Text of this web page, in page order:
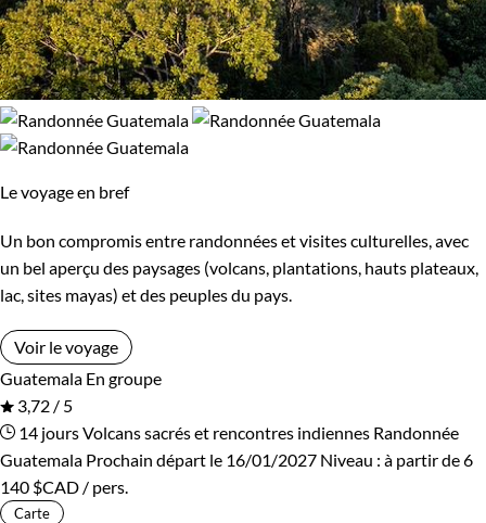
Le voyage en bref
Un bon compromis entre randonnées et visites culturelles, avec
un bel aperçu des paysages (volcans, plantations, hauts plateaux,
lac, sites mayas) et des peuples du pays.
Voir le voyage
Guatemala En groupe
3,72 / 5
14 joursVolcans sacrés et rencontres indiennes Randonnée
Guatemala Prochain départ le 16/01/2027 Niveau : à partir de6
140 $CAD / pers.
Carte